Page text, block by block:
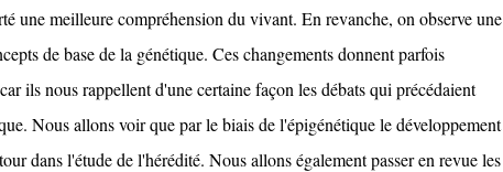
une meilleure compréhension du vivant. En revanche, on observe une
de base de la génétique. Ces changements donnent parfois
ils nous rappellent d'une certaine façon les débats qui précédaient
Nous allons voir que par le biais de l'épigénétique le développement
dans l'étude de l'hérédité. Nous allons également passer en revue les